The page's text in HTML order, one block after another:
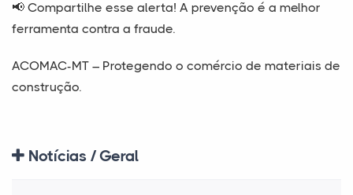
📢 Compartilhe esse alerta! A prevenção é a melhor
ferramenta contra a fraude.
ACOMAC-MT – Protegendo o comércio de materiais de
construção.
Notícias / Geral